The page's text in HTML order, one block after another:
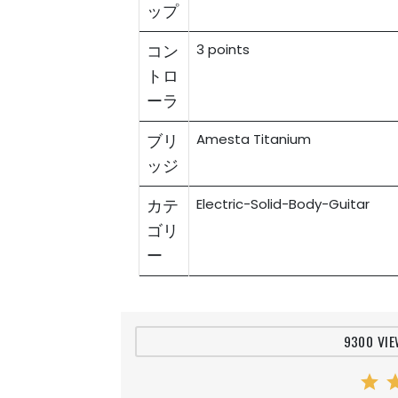
ップ
コン
トロ
ーラ
3 points
ブリ
ッジ
Amesta Titanium
カテ
ゴリ
ー
Electric-Solid-Body-Guitar
9300
star